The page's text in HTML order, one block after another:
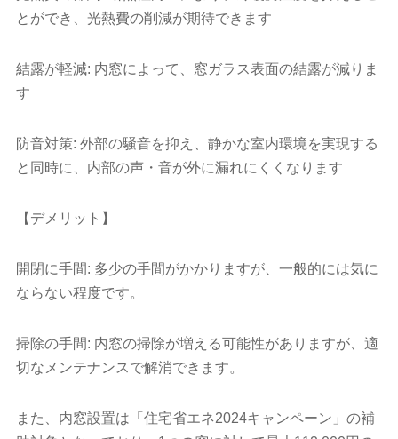
とができ、光熱費の削減が期待できます
結露が軽減: 内窓によって、窓ガラス表面の結露が減りま
す
防音対策: 外部の騒音を抑え、静かな室内環境を実現する
と同時に、内部の声・音が外に漏れにくくなります
【デメリット】
開閉に手間: 多少の手間がかかりますが、一般的には気に
ならない程度です。
掃除の手間: 内窓の掃除が増える可能性がありますが、適
切なメンテナンスで解消できます。
また、内窓設置は「住宅省エネ2024キャンペーン」の補